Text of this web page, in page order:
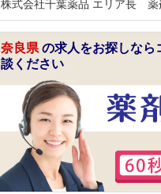
株式会社千葉薬品 エリア長
奈良県 の求人をお探しなら
談ください